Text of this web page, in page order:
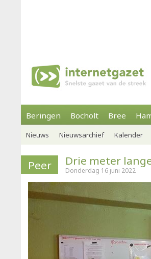
Beringen Bocholt Bree
Nieuws Nieuwsarchief Kalender
Peer Drie meter
Donderdag 16 juni 2022